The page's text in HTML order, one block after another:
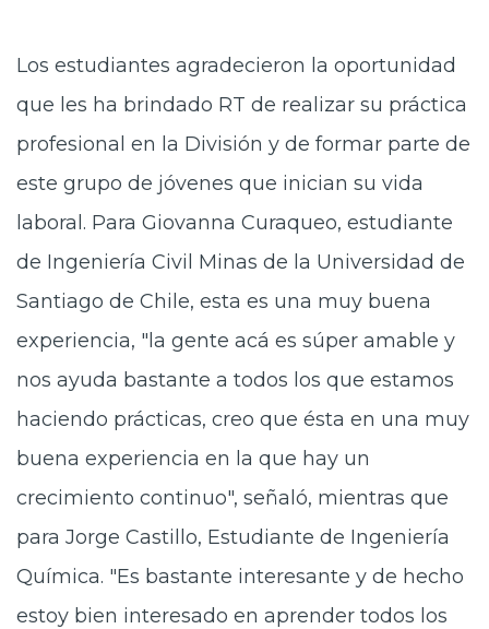
Los estudiantes agradecieron la oportunidad
que les ha brindado RT de realizar su práctica
profesional en la División y de formar parte de
este grupo de jóvenes que inician su vida
laboral. Para Giovanna Curaqueo, estudiante
de Ingeniería Civil Minas de la Universidad de
Santiago de Chile, esta es una muy buena
experiencia, "la gente acá es súper amable y
nos ayuda bastante a todos los que estamos
haciendo prácticas, creo que ésta en una muy
buena experiencia en la que hay un
crecimiento continuo", señaló, mientras que
para Jorge Castillo, Estudiante de Ingeniería
Química. "Es bastante interesante y de hecho
estoy bien interesado en aprender todos los